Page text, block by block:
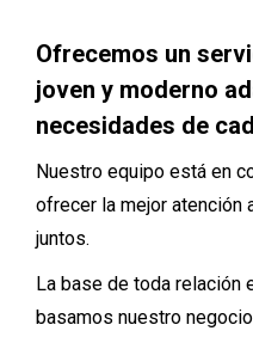
Ofrecemos un
joven y moderno
necesidades de
Nuestro equipo está en
ofrecer la mejor atención
juntos.
La base de toda relación
basamos nuestro